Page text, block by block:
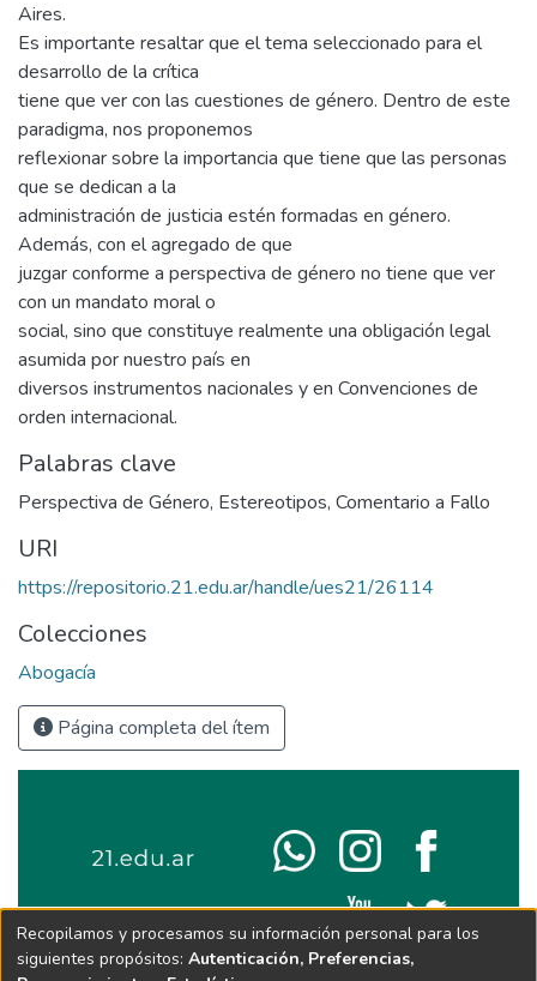
Aires.
Es importante resaltar que el tema seleccionado para el
desarrollo de la crítica
tiene que ver con las cuestiones de género. Dentro de este
paradigma, nos proponemos
reflexionar sobre la importancia que tiene que las personas
que se dedican a la
administración de justicia estén formadas en género.
Además, con el agregado de que
juzgar conforme a perspectiva de género no tiene que ver
con un mandato moral o
social, sino que constituye realmente una obligación legal
asumida por nuestro país en
diversos instrumentos nacionales y en Convenciones de
orden internacional.
Palabras clave
Perspectiva de Género, Estereotipos, Comentario a Fallo
URI
https://repositorio.21.edu.ar/handle/ues21/26114
Colecciones
Abogacía
Página completa del ítem
Recopilamos y procesamos su información personal para los
siguientes propósitos: Autenticación, Preferencias,